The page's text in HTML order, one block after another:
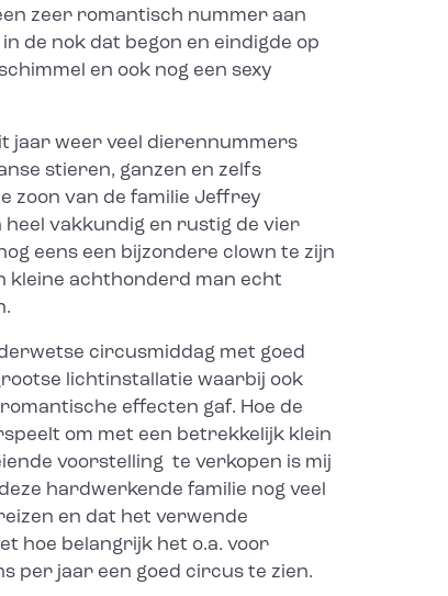
zeer romantisch nummer aan
de nok dat begon en eindigde op
en ook nog een sexy
jaar weer veel dierennummers
stieren, ganzen en zelfs
zoon van de familie Jeffrey
vakkundig en rustig de vier
eens een bijzondere clown te zijn
kleine achthonderd man echt
circusmiddag met goed
lichtinstallatie waarbij ook
effecten gaf. Hoe de
om met een betrekkelijk klein
voorstelling te verkopen is mij
hardwerkende familie nog veel
en dat het verwende
hoe belangrijk het o.a. voor
per jaar een goed circus te zien.